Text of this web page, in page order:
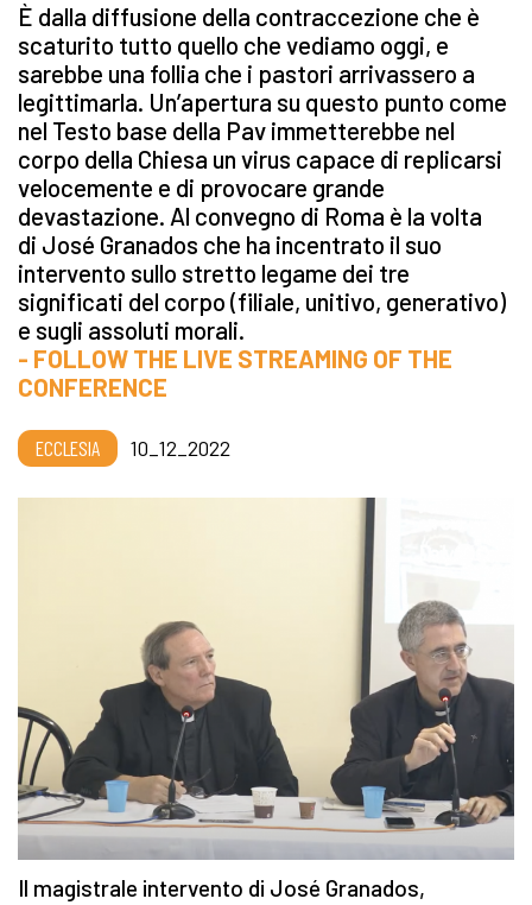
È dalla diffusione della contraccezione che è
scaturito tutto quello che vediamo oggi, e
sarebbe una follia che i pastori arrivassero a
legittimarla. Un’apertura su questo punto come
nel Testo base della Pav immetterebbe nel
corpo della Chiesa un virus capace di replicarsi
velocemente e di provocare grande
devastazione. Al convegno di Roma è la volta
di José Granados che ha incentrato il suo
intervento sullo stretto legame dei tre
significati del corpo (filiale, unitivo, generativo)
e sugli assoluti morali.
- FOLLOW THE LIVE STREAMING OF THE
CONFERENCE
ECCLESIA 10_12_2022
Il magistrale intervento di José Granados,